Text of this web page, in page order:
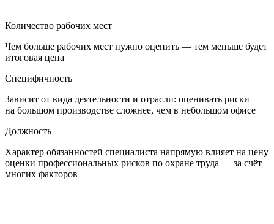
Количество рабочих мест
Чем больше рабочих мест нужно оценить — тем меньше будет
итоговая цена
Специфичность
Зависит от вида деятельности и отрасли: оценивать риски
на большом производстве сложнее, чем в небольшом офисе
Должность
Характер обязанностей специалиста напрямую влияет на цену
оценки профессиональных рисков по охране труда — за счёт
многих факторов